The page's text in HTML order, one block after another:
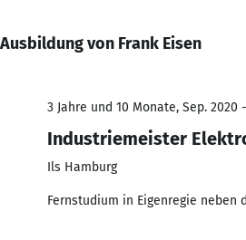
Ausbildung von Frank Eisen
3 Jahre und 10 Monate, Sep. 2020
Industriemeister
Ils Hamburg
Fernstudium in Eigenregie neben